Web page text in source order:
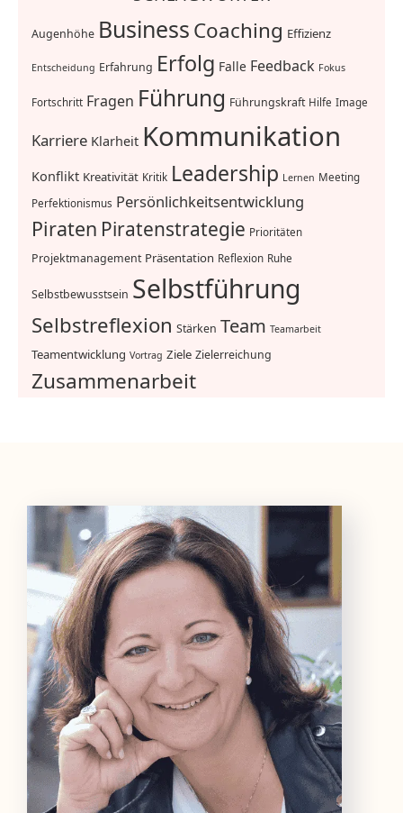
Augenhöhe BusinessCoaching Effizienz
Entscheidung Erfahrung Erfolg Falle Feedback Fokus
Fortschritt Fragen Führung Führungskraft Hilfe Image
Karriere Klarheit Kommunikation
Konflikt Kreativität Kritik Leadership Lernen Meeting
Perfektionismus Persönlichkeitsentwicklung
Piraten Piratenstrategie Prioritäten
Projektmanagement Präsentation Reflexion Ruhe
Selbstbewusstsein Selbstführung
Selbstreflexion Stärken Team Teamarbeit
Teamentwicklung Vortrag Ziele Zielerreichung
Zusammenarbeit